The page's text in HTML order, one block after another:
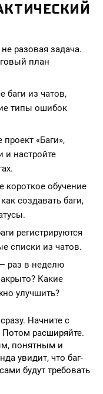
разовая задача.
план
баги из чатов,
типы ошибок
проект «Баги»,
и настройте
короткое обучение
создавать баги,
регистрируются
списки из чатов.
раз в неделю
Какие
улучшить?
Начните с
Потом расширяйте.
понятным и
увидит, что баг-
будут требовать